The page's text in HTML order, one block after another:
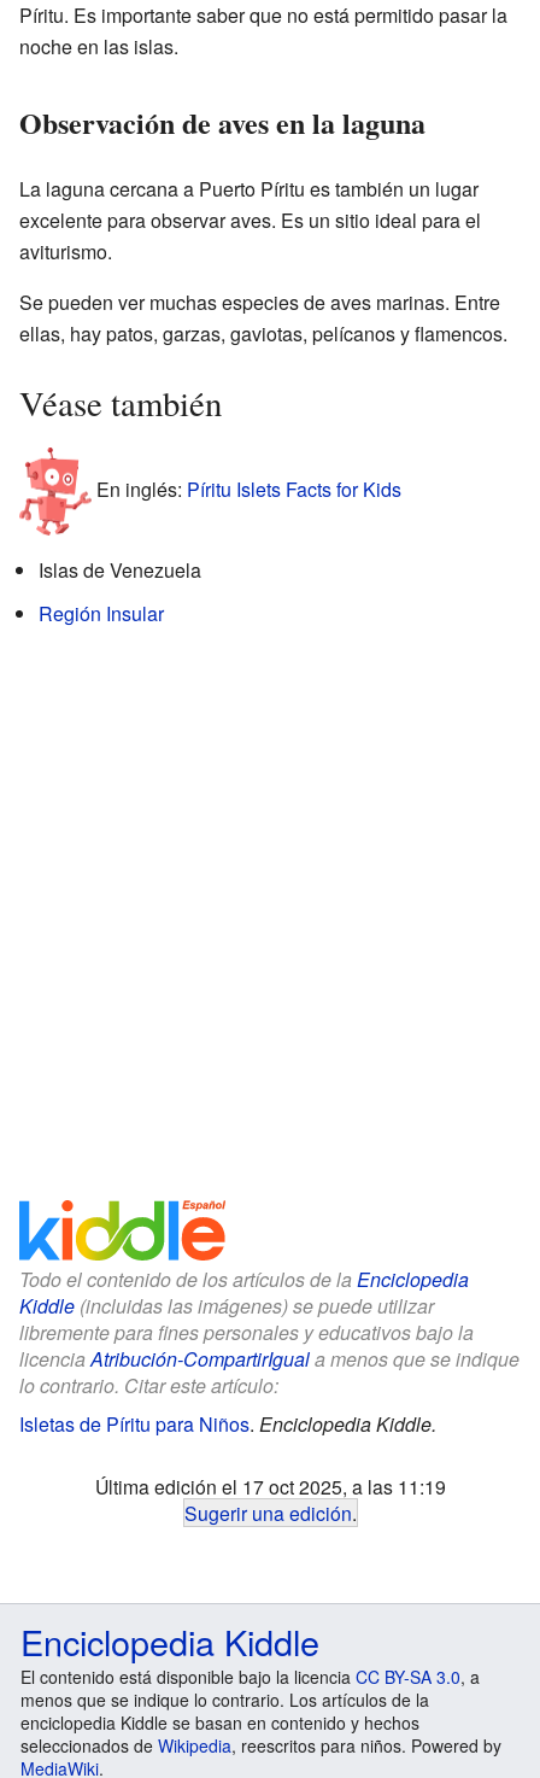
Píritu. Es importante saber que no está permitido pasar la
noche en las islas.
Observación de aves en la laguna
La laguna cercana a Puerto Píritu es también un lugar
excelente para observar aves. Es un sitio ideal para el
aviturismo.
Se pueden ver muchas especies de aves marinas. Entre
ellas, hay patos, garzas, gaviotas, pelícanos y flamencos.
Véase también
En inglés: Píritu Islets Facts for Kids
Islas de Venezuela
Región Insular
Todo el contenido de los artículos de la Enciclopedia
Kiddle (incluidas las imágenes) se puede utilizar
libremente para fines personales y educativos bajo la
licenciaAtribución-CompartirIguala menos que se indique
lo contrario. Citar este artículo:
Isletas de Píritu para Niños. Enciclopedia Kiddle.
Última edición el 17 oct 2025, a las 11:19
Sugerir una edición.
Enciclopedia Kiddle
El contenido está disponible bajo la licencia CC BY-SA 3.0, a
menos que se indique lo contrario. Los artículos de la
enciclopedia Kiddle se basan en contenido y hechos
seleccionados de Wikipedia, reescritos para niños. Powered by
MediaWiki.